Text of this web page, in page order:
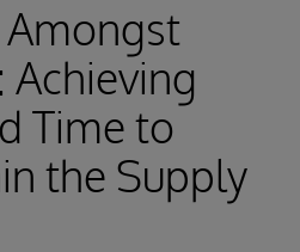
Time to
the Supply